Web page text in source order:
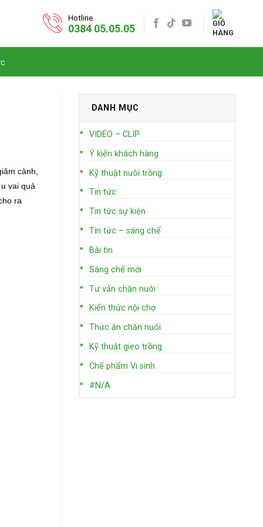
Hotline
0384 05.05.05
cành,
vai quả
ra
DANH MỤC
VIDEO – CLIP
Ý kiến khách hàng
Kỹ thuật nuôi trồng
Tin tức
Tin tức sự kiện
Tin tức – sáng chế
Bài tin
Sáng chế mới
Tư vấn chăn nuôi
Kiến thức nội chợ
Thức ăn chăn nuôi
Kỹ thuật gieo trồng
Chế phẩm Vi sinh
#N/A